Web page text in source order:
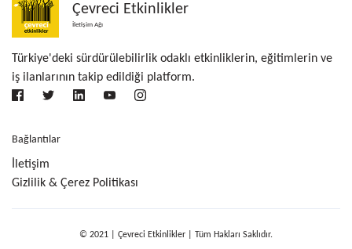
Çevreci Etkinlikler
İletişim Ağı
Türkiye'deki sürdürülebilirlik odaklı etkinliklerin, eğitimlerin ve
iş ilanlarının takip edildiği platform.
Bağlantılar
İletişim
Gizlilik & Çerez Politikası
© 2021 | Çevreci Etkinlikler | Tüm Hakları Saklıdır.